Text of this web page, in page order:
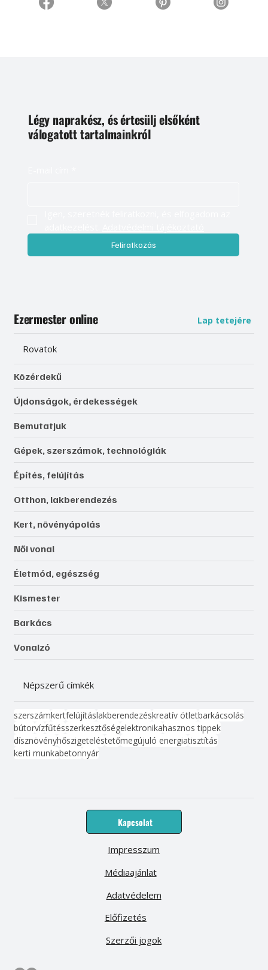
Légy naprakész, és értesülj elsőként
válogatott tartalmainkról
Feliratkozás
Ezermester online Lap tetejére
Rovatok
Közérdekű
Újdonságok, érdekességek
Bemutatjuk
Gépek, szerszámok, technológiák
Építés, felújítás
Otthon, lakberendezés
Kert, növényápolás
Női vonal
Életmód, egészség
Kismester
Barkács
Vonalzó
Népszerű címkék
szerszámkertfelújításlakberendezéskreatív ötletbarkácsolás
bútorvízfűtésszerkesztőségelektronikahasznos tippek
dísznövényhőszigeteléstetőmegújuló energiatisztítás
kerti munkabetonnyár
Kapcsolat
Médiaajánlat
Előfizetés
Impresszum
Adatvédelem
Szerzői jogok